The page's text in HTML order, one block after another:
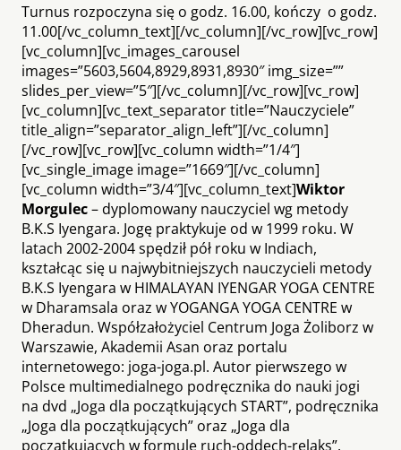
Turnus rozpoczyna się o godz. 16.00, kończy o godz.
11.00[/vc_column_text][/vc_column][/vc_row][vc_row]
[vc_column][vc_images_carousel
images=”5603,5604,8929,8931,8930″ img_size=””
slides_per_view=”5″][/vc_column][/vc_row][vc_row]
[vc_column][vc_text_separator title=”Nauczyciele”
title_align=”separator_align_left”][/vc_column]
[/vc_row][vc_row][vc_column width=”1/4″]
[vc_single_image image=”1669″][/vc_column]
[vc_column width=”3/4″][vc_column_text]Wiktor
Morgulec– dyplomowany nauczyciel wg metody
B.K.S Iyengara. Jogę praktykuje od w 1999 roku. W
latach 2002-2004 spędził pół roku w Indiach,
kształcąc się u najwybitniejszych nauczycieli metody
B.K.S Iyengara w HIMALAYAN IYENGAR YOGA CENTRE
w Dharamsala oraz w YOGANGA YOGA CENTRE w
Dheradun. Współzałożyciel Centrum Joga Żoliborz w
Warszawie, Akademii Asan oraz portalu
internetowego: joga-joga.pl. Autor pierwszego w
Polsce multimedialnego podręcznika do nauki jogi
na dvd „Joga dla początkujących START”, podręcznika
„Joga dla początkujących” oraz „Joga dla
początkujących w formule ruch-oddech-relaks”.